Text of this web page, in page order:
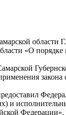
области
«О порядке
и
Федерации».